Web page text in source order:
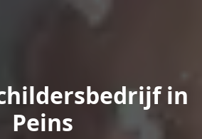
in
Peins